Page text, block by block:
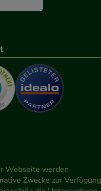
Webseite werden
Zwecke zur Verfügung